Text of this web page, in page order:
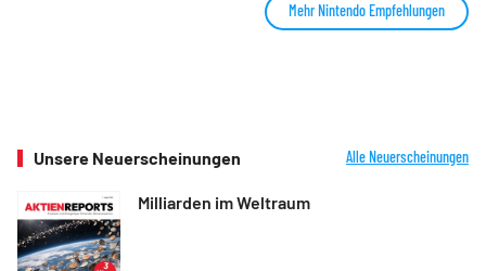
Mehr Nintendo Empfehlungen
Unsere Neuerscheinungen Alle Neuerscheinungen
Milliarden im Weltraum